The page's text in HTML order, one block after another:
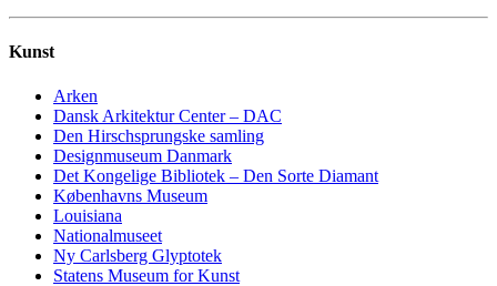
Kunst
Arken
Dansk Arkitektur Center – DAC
Den Hirschsprungske samling
Designmuseum Danmark
Det Kongelige Bibliotek – Den Sorte Diamant
Københavns Museum
Louisiana
Nationalmuseet
Ny Carlsberg Glyptotek
Statens Museum for Kunst